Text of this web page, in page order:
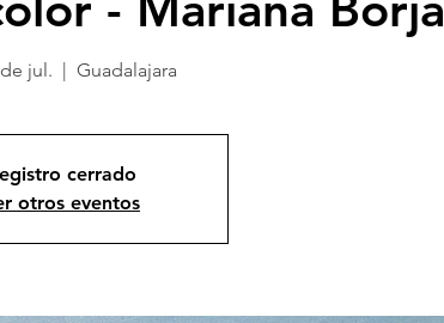
jul.
  |
Guadalajara
cerrado
otros eventos